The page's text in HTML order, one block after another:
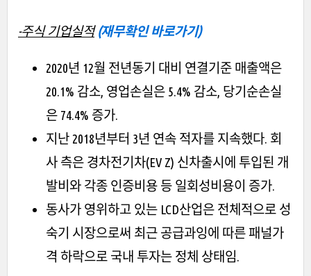
-주식 기업실적 (재무확인 바로가기)
2020년 12월 전년동기 대비 연결기준 매출액은
20.1% 감소, 영업손실은 5.4% 감소, 당기순손실
은 74.4% 증가.
지난 2018년부터 3년 연속 적자를 지속했다. 회
사 측은 경차전기차(EV Z) 신차출시에 투입된 개
발비와 각종 인증비용 등 일회성비용이 증가.
동사가 영위하고 있는 LCD산업은 전체적으로 성
숙기 시장으로써 최근 공급과잉에 따른 패널가
격 하락으로 국내 투자는 정체 상태임.